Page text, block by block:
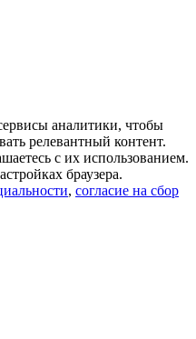
аналитики, чтобы
релевантный контент.
с их использованием.
браузера.
, согласие на сбор